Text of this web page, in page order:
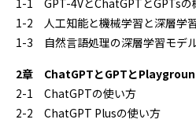
1-2 人工知能と機械学習と深層学
1-3 自然言語処理の深層学習モデ
2章 ChatGPTとGPTと
2-1 ChatGPTの使い方
2-2 ChatGPT Plusの使い方